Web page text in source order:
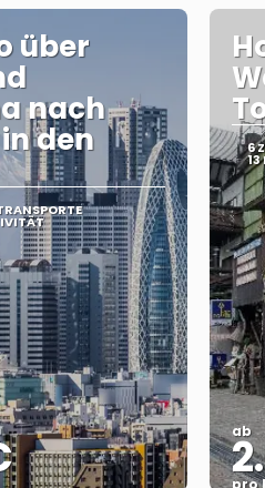
über
nach
den 6
13
ab
pro